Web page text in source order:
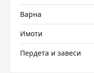
Варна
Имоти
Пердета и завеси